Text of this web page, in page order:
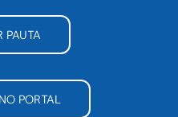
PAUTA
PORTAL